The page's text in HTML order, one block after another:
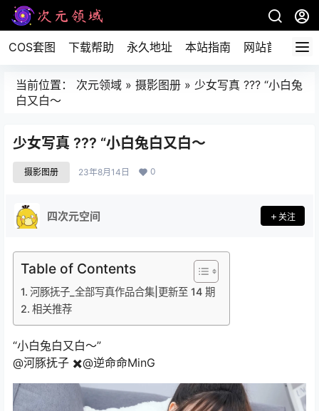
COS套图 下载帮助 永久地址 本站指南 网站首页
当前位置： 次元领域 » 摄影图册 » 少女写真 ??? “小白兔
白又白～
少女写真 ??? “小白兔白又白～
摄影图册 23年8月14日 0
四次元空间 关注
Table of Contents
河豚抚子_全部写真作品合集|更新至 14 期
相关推荐
“小白兔白又白～”
@河豚抚子 ✖️@逆命命MinG